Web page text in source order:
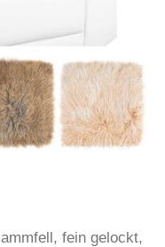
fein gelockt,